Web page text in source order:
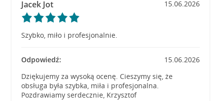
Jacek Jot 15.06.2026
Szybko, miło i profesjonalnie.
Odpowiedź:
15.06.2026
Dziękujemy za wysoką ocenę. Cieszymy się, że
obsługa była szybka, miła i profesjonalna.
Pozdrawiamy serdecznie, Krzysztof